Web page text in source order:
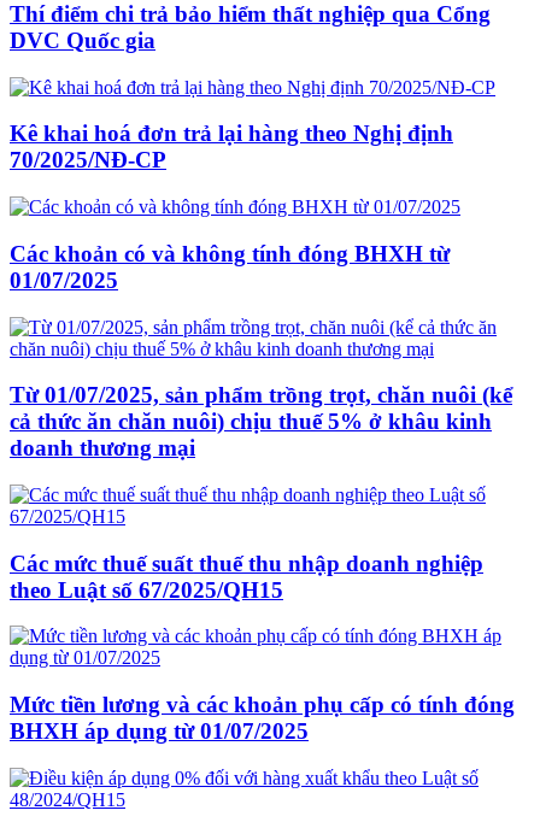
Thí điểm chi trả bảo hiểm thất nghiệp qua Cổng
DVC Quốc gia
Kê khai hoá đơn trả lại hàng theo Nghị định
70/2025/NĐ-CP
Các khoản có và không tính đóng BHXH từ
01/07/2025
Từ 01/07/2025, sản phẩm trồng trọt, chăn nuôi (kể
cả thức ăn chăn nuôi) chịu thuế 5% ở khâu kinh
doanh thương mại
Các mức thuế suất thuế thu nhập doanh nghiệp
theo Luật số 67/2025/QH15
Mức tiền lương và các khoản phụ cấp có tính đóng
BHXH áp dụng từ 01/07/2025